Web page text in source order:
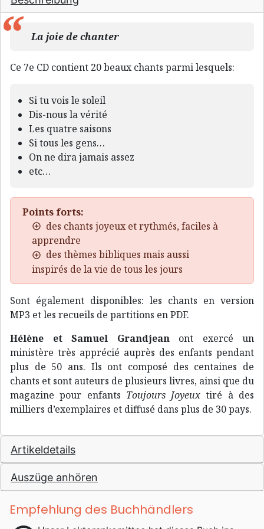
La joie de chanter
Ce 7e CD contient 20 beaux chants parmi lesquels:
Si tu vois le soleil
Dis-nous la vérité
Les quatre saisons
Si tous les gens…
On ne dira jamais assez
etc…
Points forts:
des chants joyeux et rythmés, faciles à
apprendre
des thèmes bibliques mais aussi
inspirés de la vie de tous les jours
Sont également disponibles: les chants en version
MP3 et les recueils de partitions en PDF.
Hélène et Samuel Grandjeanont exercé un
ministère très apprécié auprès des enfants pendant
plus de 50 ans. Ils ont composé des centaines de
chants et sont auteurs de plusieurs livres, ainsi que du
magazine pour enfants Toujours Joyeux tiré à des
milliers d’exemplaires et diffusé dans plus de 30 pays.
Artikeldetails
Auszüge anhören
Empfehlung des Buchhändlers